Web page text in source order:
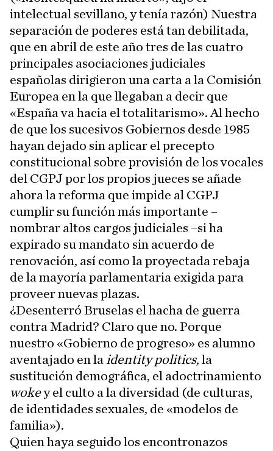
intelectual sevillano, y tenía razón) Nuestra
separación de poderes está tan debilitada,
que en abril de este año tres de las cuatro
principales asociaciones judiciales
españolas dirigieron una carta a la Comisión
Europea en la que llegaban a decir que
«España va hacia el totalitarismo». Al hecho
de que los sucesivos Gobiernos desde 1985
hayan dejado sin aplicar el precepto
constitucional sobre provisión de los vocales
del CGPJ por los propios jueces se añade
ahora la reforma que impide al CGPJ
cumplir su función más importante –
nombrar altos cargos judiciales –si ha
expirado su mandato sin acuerdo de
renovación, así como la proyectada rebaja
de la mayoría parlamentaria exigida para
proveer nuevas plazas.
¿Desenterró Bruselas el hacha de guerra
contra Madrid? Claro que no. Porque
nuestro «Gobierno de progreso» es alumno
aventajado en la identity politics, la
sustitución demográfica, el adoctrinamiento
wokey el culto a la diversidad (de culturas,
de identidades sexuales, de «modelos de
familia»).
Quien haya seguido los encontronazos